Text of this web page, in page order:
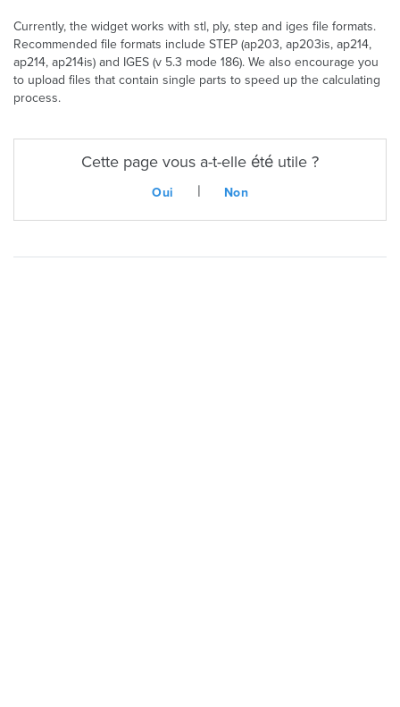
Currently, the widget works with stl, ply, step and iges file formats.
Recommended file formats include STEP (ap203, ap203is, ap214,
ap214, ap214is) and IGES (v 5.3 mode 186). We also encourage you
to upload files that contain single parts to speed up the calculating
process.
Cette page vous a-t-elle été utile ?
Oui | Non